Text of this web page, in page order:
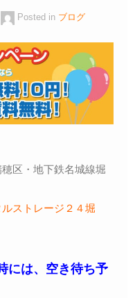
Posted in ブログ
区・地下鉄名城線堀
ストレージ２４堀
には、空き待ち予